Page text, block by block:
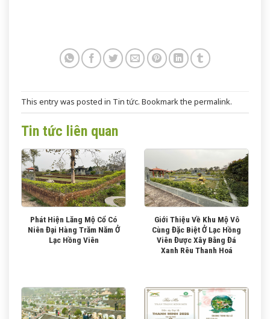
This entry was posted in Tin tức. Bookmark the permalink.
Tin tức liên quan
Phát Hiện Lăng Mộ Cổ Có
Niên Đại Hàng Trăm Năm Ở
Lạc Hồng Viên
Giới Thiệu Về Khu Mộ Vô
Cùng Đặc Biệt Ở Lạc Hồng
Viên Được Xây Bằng Đá
Xanh Rêu Thanh Hoá